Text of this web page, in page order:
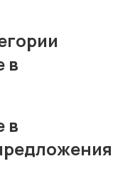
в
в